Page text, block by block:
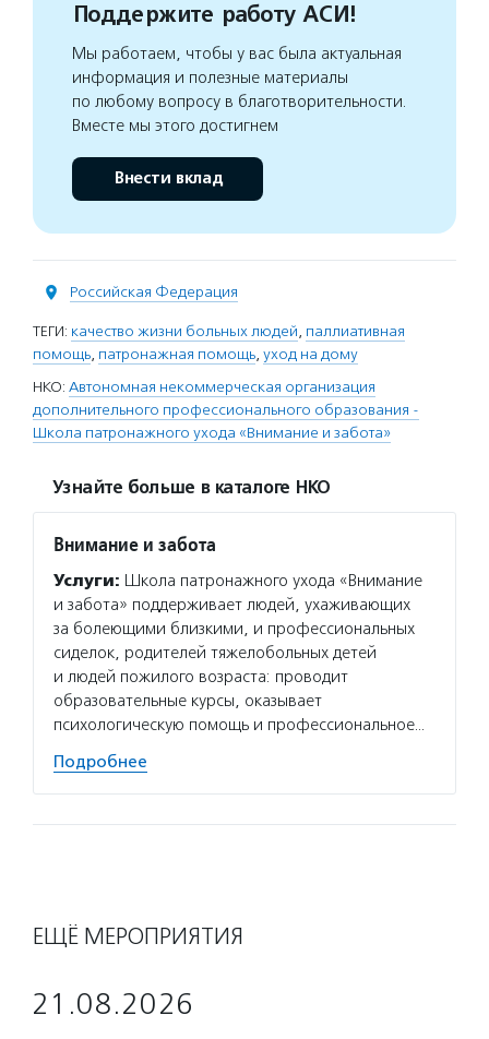
Поддержите работу АСИ!
Мы работаем, чтобы у вас была актуальная
информация и полезные материалы
по любому вопросу в благотворительности.
Вместе мы этого достигнем
Внести вклад
Российская Федерация
ТЕГИ: качество жизни больных людей, паллиативная
помощь, патронажная помощь, уход на дому
НКО: Автономная некоммерческая организация
дополнительного профессионального образования -
Школа патронажного ухода «Внимание и забота»
Узнайте больше в каталоге НКО
Внимание и забота
Услуги: Школа патронажного ухода «Внимание
и забота» поддерживает людей, ухаживающих
за болеющими близкими, и профессиональных
сиделок, родителей тяжелобольных детей
и людей пожилого возраста: проводит
образовательные курсы, оказывает
психологическую помощь и профессиональное…
Подробнее
ЕЩЁ МЕРОПРИЯТИЯ
21.08.2026